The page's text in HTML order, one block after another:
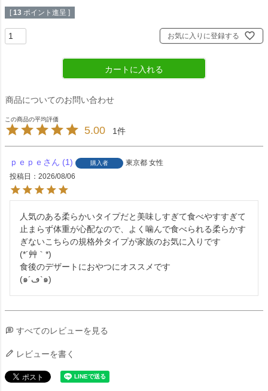
[ 13 ポイント進呈 ]
お気に入りに登録する
カートに入れる
商品についてのお問い合わせ
5.00 1
ｐｅｐｅ 1 購入者 東京都 女性
投稿日
2026/08/06
人気のある柔らかいタイプだと美味しすぎて食べやすすぎて
止まらず体重が心配なので、よく噛んで食べられる柔らかす
ぎないこちらの規格外タイプが家族のお気に入りです
(*´艸｀*)
食後のデザートにおやつにオススメです
(๑´ڡ`๑)
すべてのレビューを見る
レビューを書く